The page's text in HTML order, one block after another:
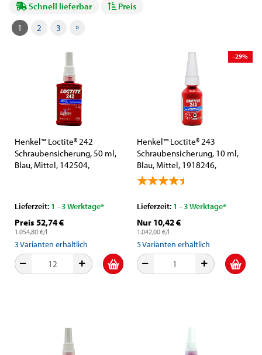
Schnell lieferbar
Preis
1
2 3 »
Henkel™ Loctite® 242
Schraubensicherung, 50 ml,
Blau, Mittel, 142504,
Lieferzeit: 1 - 3 Werktage*
Preis 52,74 €
1.054,80 €/l
3Varianten erhältlich
-29%
Henkel™ Loctite® 243
Schraubensicherung, 10 ml,
Blau, Mittel, 1918246,
Universell einsetzbar
Lieferzeit: 1 - 3 Werktage*
Nur 10,42 €
1.042,00 €/l
5Varianten erhältlich